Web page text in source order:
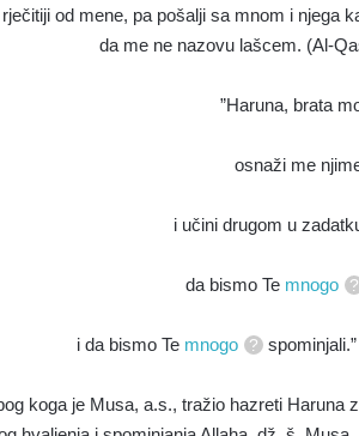
od mene, pa pošalji sa mnom i njega
da me ne nazovu lašcem. (Al-
”Haruna, brata
osnaži me
i učini drugom u
da bismo Te mnogo
i da bismo Te mnogo spominjali.”
koga je Musa, a.s., tražio hazreti Haruna